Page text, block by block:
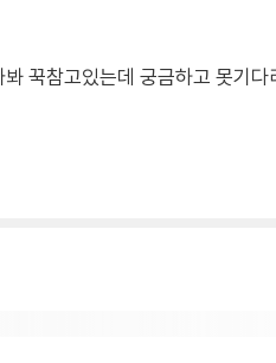
꾹참고있는데 궁금하고 못기